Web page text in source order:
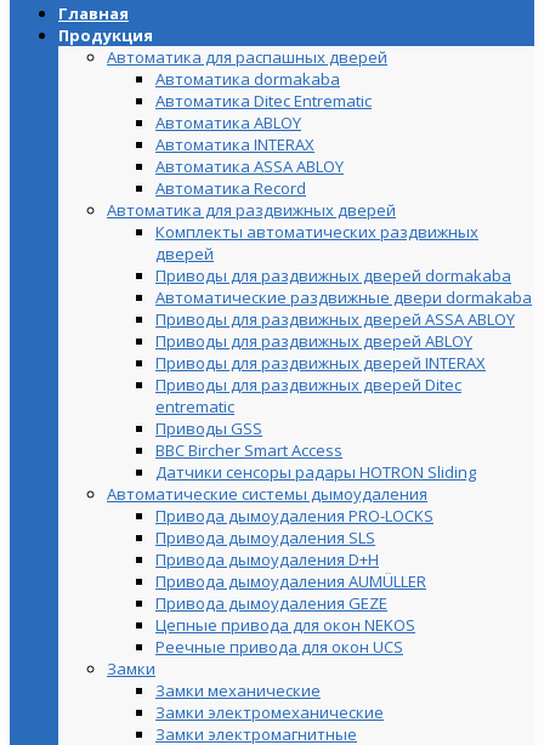
Главная
Продукция
Автоматика для распашных дверей
Автоматика dormakaba
Автоматика Ditec Entrematic
Автоматика ABLOY
Автоматика INTERAX
Автоматика ASSA ABLOY
Автоматика Record
Автоматика для раздвижных дверей
Комплекты автоматических раздвижных
дверей
Приводы для раздвижных дверей dormakaba
Автоматические раздвижные двери dormakaba
Приводы для раздвижных дверей ASSA ABLOY
Приводы для раздвижных дверей ABLOY
Приводы для раздвижных дверей INTERAX
Приводы для раздвижных дверей Ditec
entrematic
Приводы GSS
BBC Bircher Smart Access
Датчики сенсоры радары HOTRON Sliding
Автоматические системы дымоудаления
Привода дымоудаления PRO-LOCKS
Привода дымоудаления SLS
Привода дымоудаления D+H
Привода дымоудаления AUMÜLLER
Привода дымоудаления GEZE
Цепные привода для окон NEKOS
Реечные привода для окон UСS
Замки
Замки механические
Замки электромеханические
Замки электромагнитные